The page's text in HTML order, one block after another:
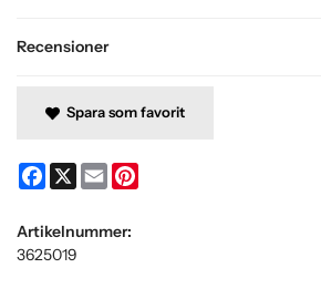
Recensioner
Spara som favorit
Facebook
X Email
Artikelnummer:
3625019